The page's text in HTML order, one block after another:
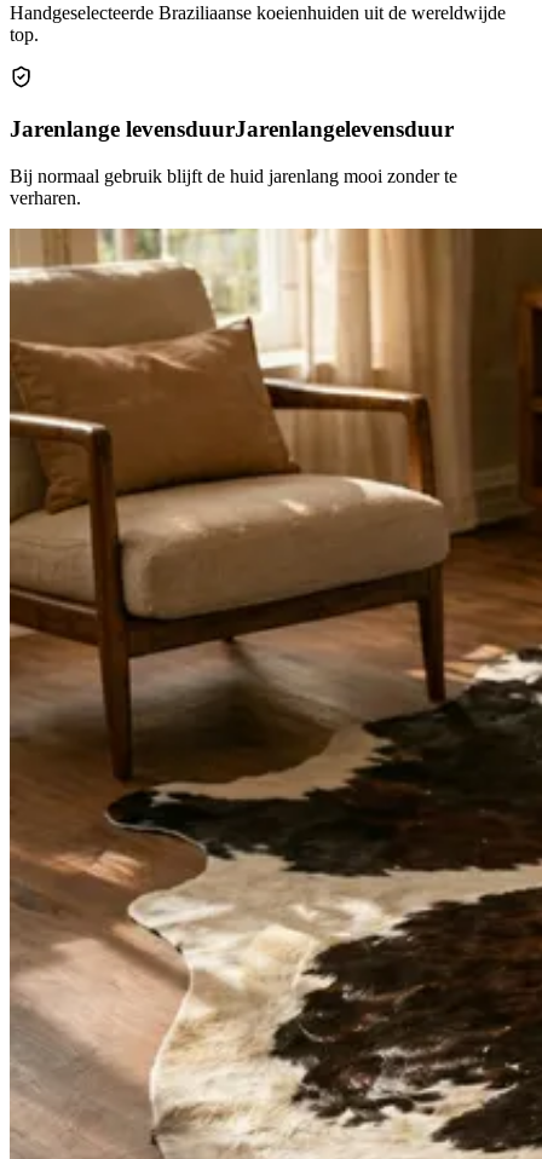
Handgeselecteerde Braziliaanse koeienhuiden uit de wereldwijde
top.
Jarenlange levensduurJarenlangelevensduur
Bij normaal gebruik blijft de huid jarenlang mooi zonder te
verharen.